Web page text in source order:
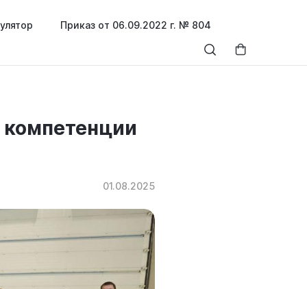
Приказ от 06.09.2022 г. № 804
01.08.2025